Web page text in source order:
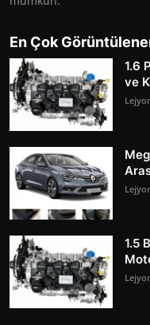
En Çok
1.6
ve
1.5